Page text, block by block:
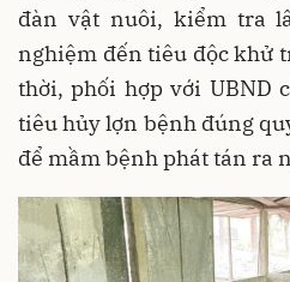
đàn vật nuôi, kiểm tra
nghiệm đến tiêu độc khử
thời, phối hợp với UBND
tiêu hủy lợn bệnh đúng
để mầm bệnh phát tán ra